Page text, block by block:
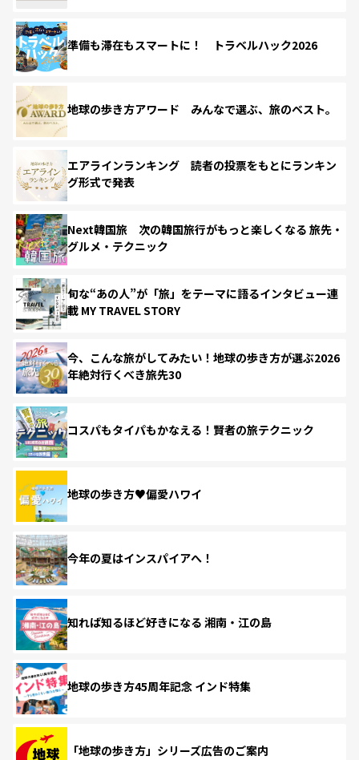
準備も滞在もスマートに！ トラベルハック2026
地球の歩き方アワード みんなで選ぶ、旅のベスト。
エアラインランキング 読者の投票をもとにランキン
グ形式で発表
Next韓国旅 次の韓国旅行がもっと楽しくなる 旅先・
グルメ・テクニック
旬な“あの人”が「旅」をテーマに語るインタビュー連
載 MY TRAVEL STORY
今、こんな旅がしてみたい！地球の歩き方が選ぶ2026
年絶対行くべき旅先30
コスパもタイパもかなえる！賢者の旅テクニック
地球の歩き方♥偏愛ハワイ
今年の夏はインスパイアへ！
知れば知るほど好きになる 湘南・江の島
地球の歩き方45周年記念 インド特集
「地球の歩き方」シリーズ広告のご案内